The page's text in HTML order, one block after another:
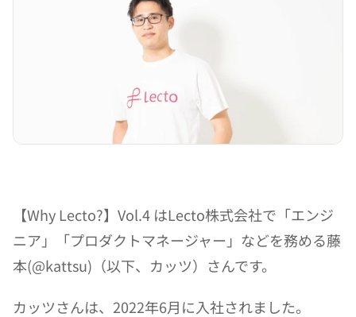
【Why Lecto?】Vol.4 はLecto株式会社で「エンジ
ニア」「プロダクトマネージャー」などを務める藤
本(@kattsu)（以下、カッツ）さんです。
カッツさんは、2022年6月に入社されました。